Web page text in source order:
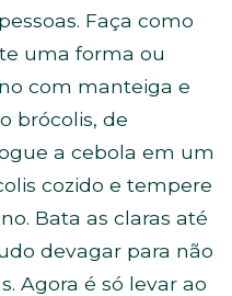
Faça como
uma forma ou
com manteiga e
brócolis, de
a cebola em um
cozido e tempere
Bata as claras até
devagar para não
Agora é só levar ao